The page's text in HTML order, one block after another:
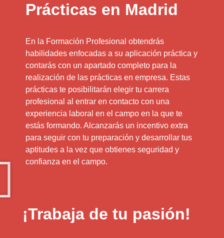
Prácticas en Madrid
En la Formación Profesional obtendrás
habilidades enfocadas a su aplicación práctica y
contarás con un apartado completo para la
realización de las prácticas en empresa. Estas
prácticas te posibilitarán elegir tu carrera
profesional al entrar en contacto con una
experiencia laboral en el campo en la que te
estás formando. Alcanzarás un incentivo extra
para seguir con tu preparación y desarrollar tus
aptitudes a la vez que obtienes seguridad y
confianza en el campo.
¡Trabaja de tu pasión!